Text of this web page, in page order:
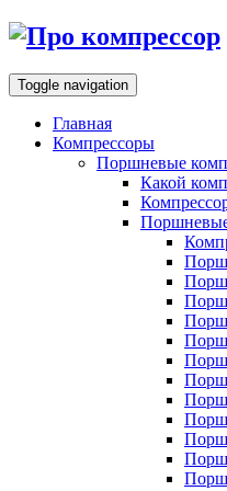
Toggle navigation
Главная
Компрессоры
Поршневые
Какой